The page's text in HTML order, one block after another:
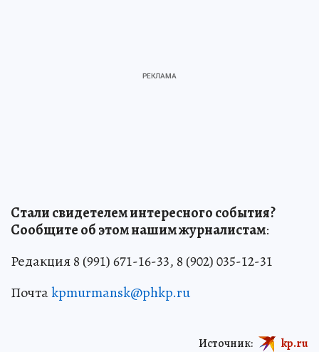
Стали свидетелем интересного события?
Сообщите об этом нашим журналистам:
Редакция 8 (991) 671-16-33, 8 (902) 035-12-31
Почтаkpmurmansk@phkp.ru
Источник: kp.ru